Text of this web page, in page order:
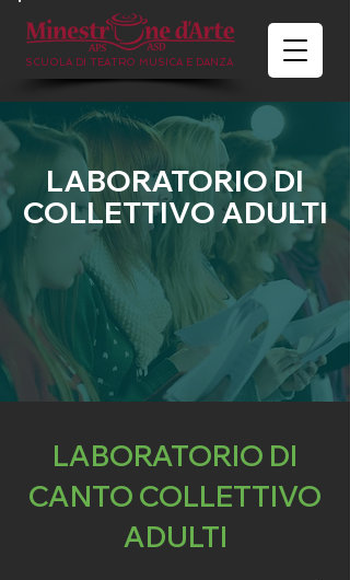
SCUOLA DI TEATRO MUSICA E DANZA
LABORATORIO DI
COLLETTIVO ADULTI
LABORATORIO DI
CANTO COLLETTIVO
ADULTI